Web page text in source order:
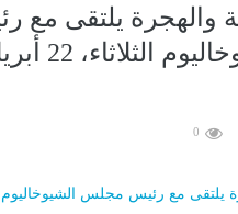
والهجرة يلتقى مع
0